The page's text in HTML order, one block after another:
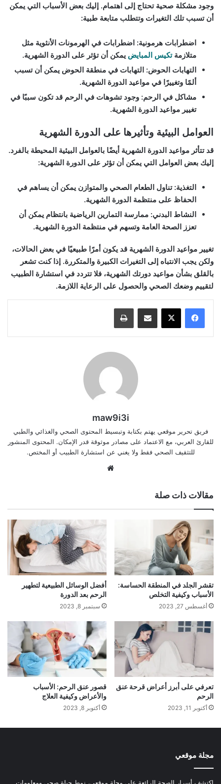
وجود مشكلة صحية تحتاج إلى اهتمام. إليك بعض الأسباب التي يمكن
أن تسبب تلك التغيرات وتتطلب متابعة طبية:
اضطرابات هرمونية: اضطرابات في الهرمونات الأنثوية مثل
متلازمةتكيس المبايض يمكن أن تؤثر على الدورة الشهرية.
التهابات الحوض: التهابات في منطقة الحوض يمكن أن تسبب
ألمًا وتغييرًا في مواعيد الدورة الشهرية.
مشاكل في الرحم: وجود تشوهات في الرحم قد تكون سببًا في
تغيير مواعيد الدورة الشهرية.
العوامل البيئية وتأثيرها على الدورة الشهرية
قد تتأثر مواعيد الدورة الشهرية أيضًا بالعوامل البيئية المحيطة بالفرد.
إليك بعض العوامل التي يمكن أن تؤثر على الدورة الشهرية:
التغذية: تناول الطعام الصحي والمتوازن يمكن أن يساهم في
الحفاظ على منتظمة الدورة الشهرية.
النشاط البدني: ممارسة التمارين الرياضية بانتظام يمكن أن
تعزز الصحة العامة وتسهم في منتظمة الدورة الشهرية.
تغيير مواعيد الدورة الشهرية قد يكون أمرًا طبيعيًا في بعض الحالات،
ولكن يجب الانتباه إلى التغيرات الكبيرة والمتكررة. إذا كنت تشعر
بالقلق بشأن مواعيد دورتك الشهرية، فلا تتردد في استشارة الطبيب
لتقييم وضعك الصحي والحصول على الرعاية اللازمة.
مشاركة عبر البريد طباعة
maw9i3i
فريق تحرير موقعي يهتم بكتابة وتبسيط المحتوى الصحي والغذائي والطبي
للقارئ العربي، مع الاعتماد على مصادر موثوقة قدر الإمكان. المحتوى المنشور
للتثقيف الصحي فقط ولا يغني عن استشارة الطبيب أو المختص.
مقالات ذات صلة
تقشر الجلد في المنطقة الحساسة:
الأسباب وكيفية التخلص
أغسطس 27, 2023
أفضل الوسائل الطبيعية لتطهير
الرحم بعد الدورة
سبتمبر 8, 2023
تعرفي على أبرز أعراض قرحة عنق
الرحم
أكتوبر 11, 2023
قصور عنق الرحم: الأسباب
والأعراض وكيفية العلاج
أكتوبر 8, 2023
مجلة موقعي